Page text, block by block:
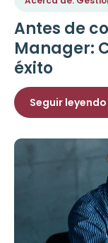
Antes de
Manager:
éxito
Seguir leyendo